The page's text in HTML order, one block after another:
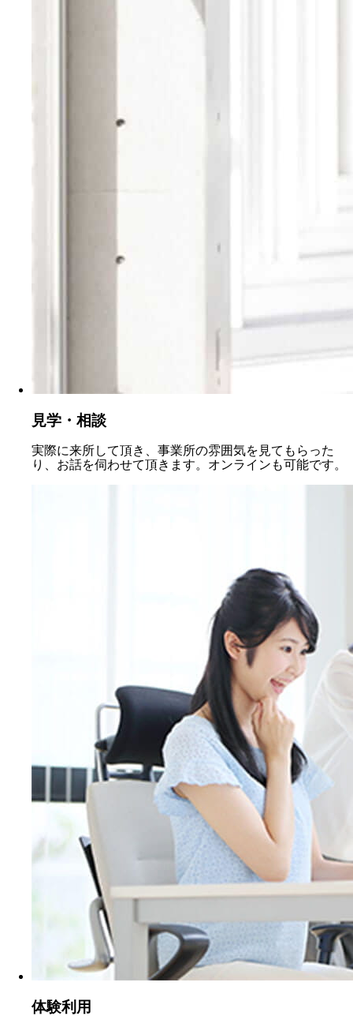
見学・相談
実際に来所して頂き、事業所の雰囲気を見てもらった
り、お話を伺わせて頂きます。オンラインも可能です。
体験利用